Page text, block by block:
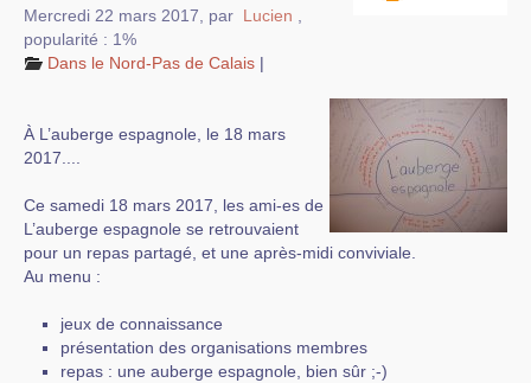
Mercredi 22 mars 2017 par Lucien
popularité : 1%
Dans le Nord-Pas de Calais |
À L’auberge espagnole, le 18 mars
2017....
Ce samedi 18 mars 2017, les ami-es de
L’auberge espagnole se retrouvaient
pour un repas partagé, et une après-midi conviviale.
Au menu :
jeux de connaissance
présentation des organisations membres
repas : une auberge espagnole, bien sûr ;-)